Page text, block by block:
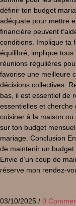
définir ton budget
adéquate pour mettre
financière peuvent
conditions. Implique ta
équilibré, implique
réunions régulières
favorise une meilleure
décisions collectives.
bas, il est essentiel de
essentielles et cherche
cuisiner à la maison
sur ton budget
mariage. Conclusion
de maintenir un
Envie d’un coup de
réserve mon rendez-
03/10/2025 / 0